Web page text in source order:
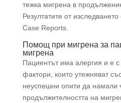
тежка мигрена в
Резултатите от
Case Reports.
Помощ при мигрена за
мигрена
Пациентът има алергия и е
фактори, които утежняват
неуспешни опити да намали
продължителността на